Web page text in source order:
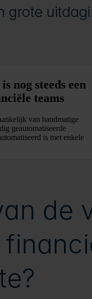
nog steeds een
teams
van handmatige
geautomatiseerde
is met enkele